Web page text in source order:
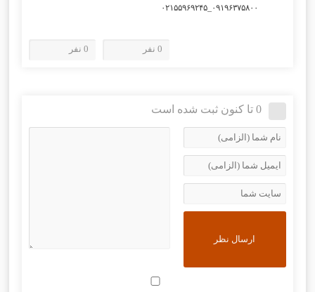
۰۹۱۹۶۳۷۵۸۰۰_۰۲۱۵۵۹۶۹۲۴۵
0 نفر 0 نفر
0 تا کنون ثبت شده است